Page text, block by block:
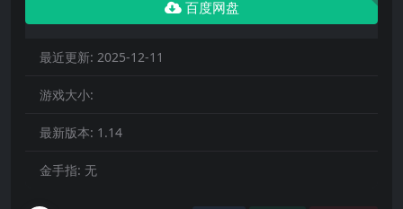
百度网盘
最近更新: 2025-12-11
游戏大小:
最新版本: 1.14
金手指: 无